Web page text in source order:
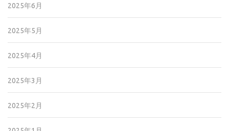
2025年6月
2025年5月
2025年4月
2025年3月
2025年2月